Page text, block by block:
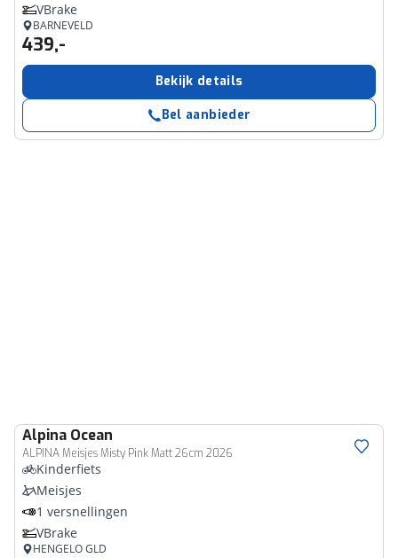
VBrake
BARNEVELD
439,-
Bekijk details
Bel aanbieder
Alpina Ocean
ALPINA Meisjes Misty Pink Matt 26cm 2026
Kinderfiets
Meisjes
1 versnellingen
VBrake
HENGELO GLD